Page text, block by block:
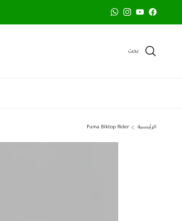
Facebook
YouTube
Instagram
WhatsApp
بحث
الرئيسية Puma Blktop Rider